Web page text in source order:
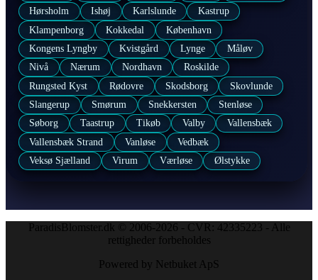
Hørsholm
Ishøj Karlslunde
Kastrup
Klampenborg
Kokkedal
København
Kongens Lyngby
Kvistgård Lynge
Måløv
Nivå
Nærum Nordhavn
Roskilde
Rungsted Kyst
Rødovre Skodsborg
Skovlunde
Slangerup
Smørum Snekkersten
Stenløse
Søborg
Taastrup Tikøb Valby
Vallensbæk
Vallensbæk Strand
Vanløse
Vedbæk
Veksø Sjælland
Virum Værløse Ølstykke
ParadisBlomster.dk © 2006-2026 - CVR: 42335223 - Alle
rettigheder forbeholdes
Powered by Netbuket ApS